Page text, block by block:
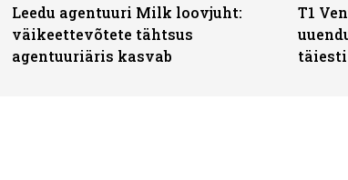
Leedu agentuuri Milk loovjuht:
väikeettevõtete tähtsus
agentuuriäris kasvab
T1
täiesti